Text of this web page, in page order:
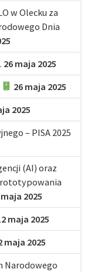
w Olecku za
Dnia
26 maja 2025
26 maja 2025
2025
– PISA 2025
(AI) oraz
2025
maja 2025
maja 2025
Narodowego